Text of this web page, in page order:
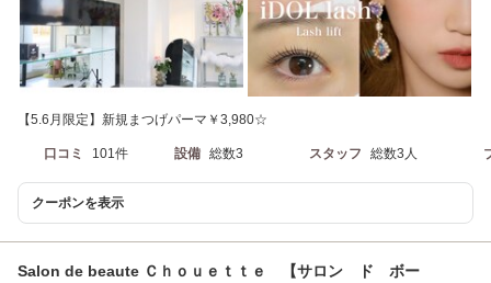
【5.6月限定】新規まつげパーマ￥3,980☆
口コミ 101件 設備 総数3 スタッフ 総数3人
クーポンを表示
Salon de beaute Ｃｈｏｕｅｔｔｅ 【サロン ド ボー